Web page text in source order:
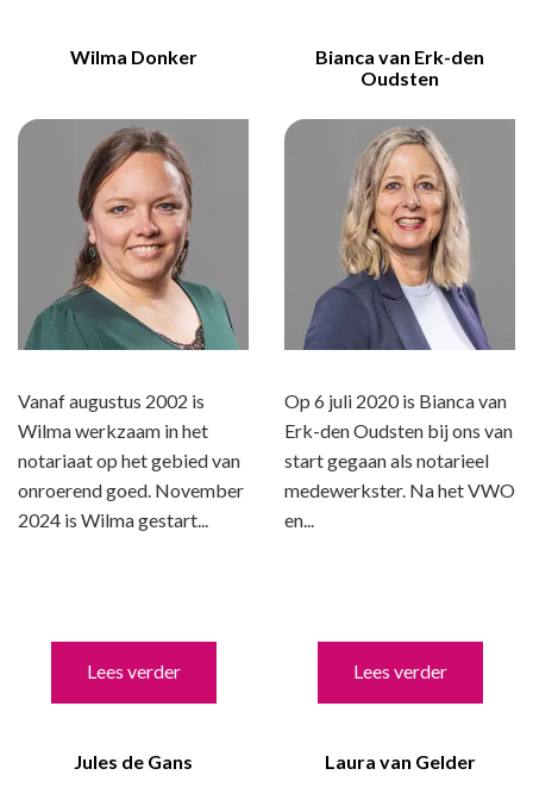
Wilma Donker
Vanaf augustus 2002 is
Wilma werkzaam in het
notariaat op het gebied van
onroerend goed. November
2024 is Wilma gestart...
Lees verder
Bianca van Erk-den
Oudsten
Op 6 juli 2020 is Bianca van
Erk-den Oudsten bij ons van
start gegaan als notarieel
medewerkster. Na het VWO
en...
Lees verder
Jules de Gans Laura van Gelder